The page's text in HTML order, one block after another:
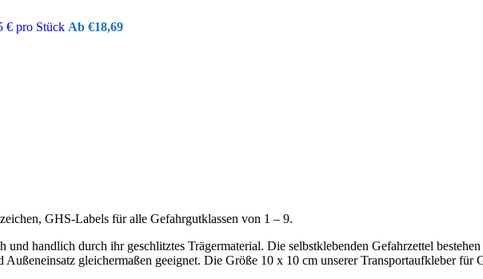
€ pro Stück €18,69
GHS-Labels für alle Gefahrgutklassen von 1 – 9.
handlich durch ihr geschlitztes Trägermaterial. Die selbstklebenden Gefahrzettel
gleichermaßen geeignet. Die Größe 10 x 10 cm unserer Transportaufkleber für